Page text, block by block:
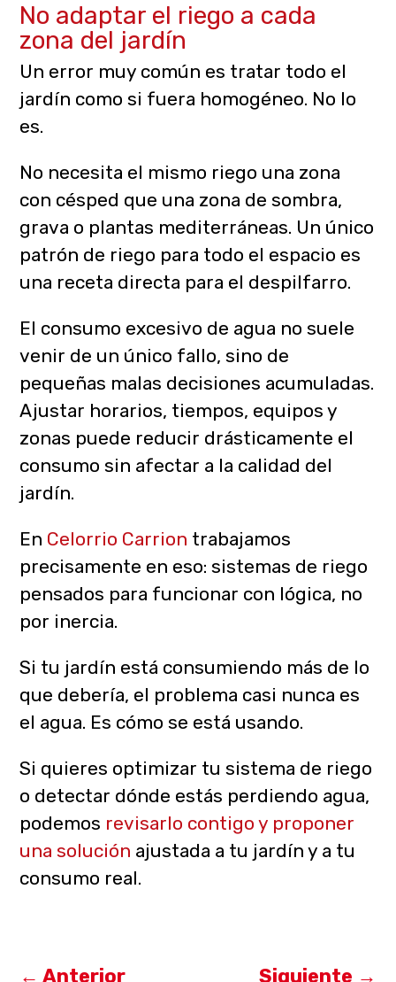
No adaptar el riego a cada
zona del jardín
Un error muy común es tratar todo el
jardín como si fuera homogéneo. No lo
es.
No necesita el mismo riego una zona
con césped que una zona de sombra,
grava o plantas mediterráneas. Un único
patrón de riego para todo el espacio es
una receta directa para el despilfarro.
El consumo excesivo de agua no suele
venir de un único fallo, sino de
pequeñas malas decisiones acumuladas.
Ajustar horarios, tiempos, equipos y
zonas puede reducir drásticamente el
consumo sin afectar a la calidad del
jardín.
En Celorrio Carrion trabajamos
precisamente en eso: sistemas de riego
pensados para funcionar con lógica, no
por inercia.
Si tu jardín está consumiendo más de lo
que debería, el problema casi nunca es
el agua. Es cómo se está usando.
Si quieres optimizar tu sistema de riego
o detectar dónde estás perdiendo agua,
podemos revisarlo contigo y proponer
una solución ajustada a tu jardín y a tu
consumo real.
←Anterior Siguiente →